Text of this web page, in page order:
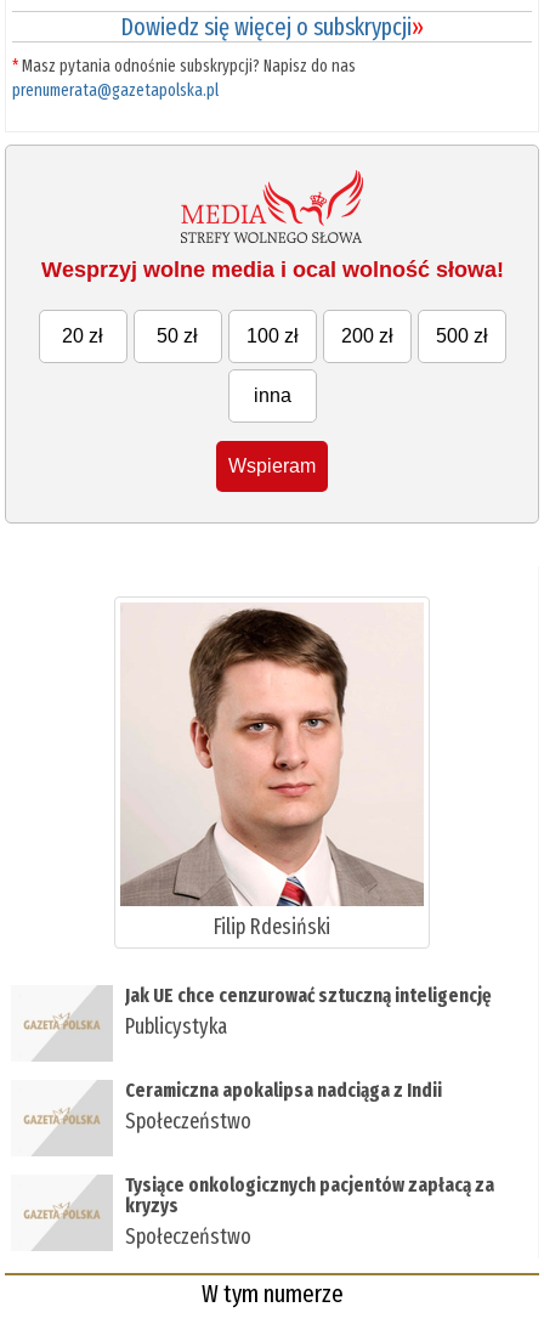
Dowiedz się więcej o subskrypcji»
*Masz pytania odnośnie subskrypcji? Napisz do nas
prenumerata@gazetapolska.pl
Wesprzyj wolne media i ocal wolność słowa!
20 zł 50 zł 100 zł 200 zł 500 zł
inna
Wspieram
Filip Rdesiński
Jak UE chce cenzurować sztuczną inteligencję
Publicystyka
Ceramiczna apokalipsa nadciąga z Indii
Społeczeństwo
Tysiące onkologicznych pacjentów zapłacą za
kryzys
Społeczeństwo
W tym numerze